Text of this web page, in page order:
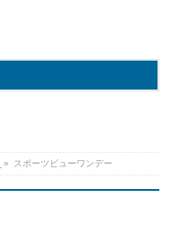
» スポーツビューワンデー